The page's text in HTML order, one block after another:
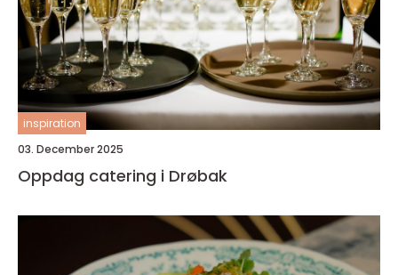
inspiration
03. December 2025
Oppdag catering i Drøbak